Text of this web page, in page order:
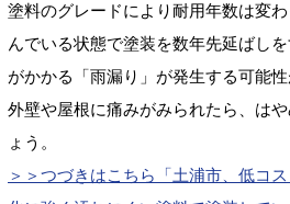
塗料のグレードにより耐用年数は変
んでいる状態で塗装を数年先延ばし
がかかる「雨漏り」が発生する可能
外壁や屋根に痛みがみられたら、は
ょう。
＞＞つづきはこちら「土浦市、低コ